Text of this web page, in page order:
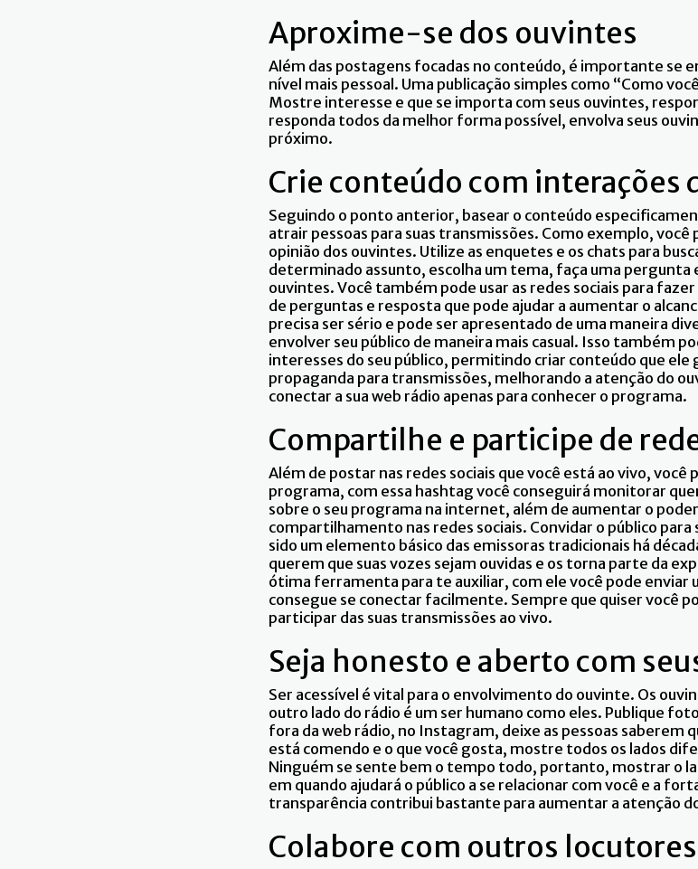
Aproxime-se dos ouvintes
Além das postagens focadas no conteúdo, é importante se
nível mais pessoal. Uma publicação simples como “Como
Mostre interesse e que se importa com seus ouvintes,
responda todos da melhor forma possível, envolva seus
próximo.
Crie conteúdo com interações
Seguindo o ponto anterior, basear o conteúdo
atrair pessoas para suas transmissões. Como exemplo, você
opinião dos ouvintes. Utilize as enquetes e os chats para
determinado assunto, escolha um tema, faça uma pergunta
ouvintes. Você também pode usar as redes sociais para
de perguntas e resposta que pode ajudar a aumentar o
precisa ser sério e pode ser apresentado de uma maneira
envolver seu público de maneira mais casual. Isso também
interesses do seu público, permitindo criar conteúdo que
propaganda para transmissões, melhorando a atenção do
conectar a sua web rádio apenas para conhecer o programa.
Compartilhe e participe de
Além de postar nas redes sociais que você está ao vivo, você
programa, com essa hashtag você conseguirá monitorar
sobre o seu programa na internet, além de aumentar o
compartilhamento nas redes sociais. Convidar o público
sido um elemento básico das emissoras tradicionais há
querem que suas vozes sejam ouvidas e os torna parte da
ótima ferramenta para te auxiliar, com ele você pode enviar
consegue se conectar facilmente. Sempre que quiser você
participar das suas transmissões ao vivo.
Seja honesto e aberto com
Ser acessível é vital para o envolvimento do ouvinte. Os
outro lado do rádio é um ser humano como eles. Publique
fora da web rádio, no Instagram, deixe as pessoas saberem
está comendo e o que você gosta, mostre todos os lados
Ninguém se sente bem o tempo todo, portanto, mostrar o
em quando ajudará o público a se relacionar com você e a
transparência contribui bastante para aumentar a atenção
Colabore com outros